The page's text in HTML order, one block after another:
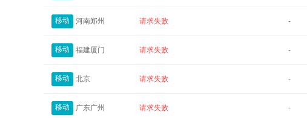
移动 河南郑州 请求失败 -
移动 福建厦门 请求失败 -
移动 北京 请求失败 -
移动 广东广州 请求失败 -